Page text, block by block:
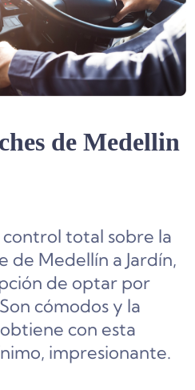
de Medellin
total sobre la
de Medellín a Jardín,
de optar por
cómodos y la
con esta
impresionante.